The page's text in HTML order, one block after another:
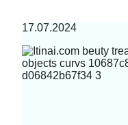
17.07.2024